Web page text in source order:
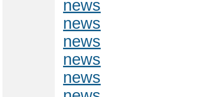
news
news
news
news
news